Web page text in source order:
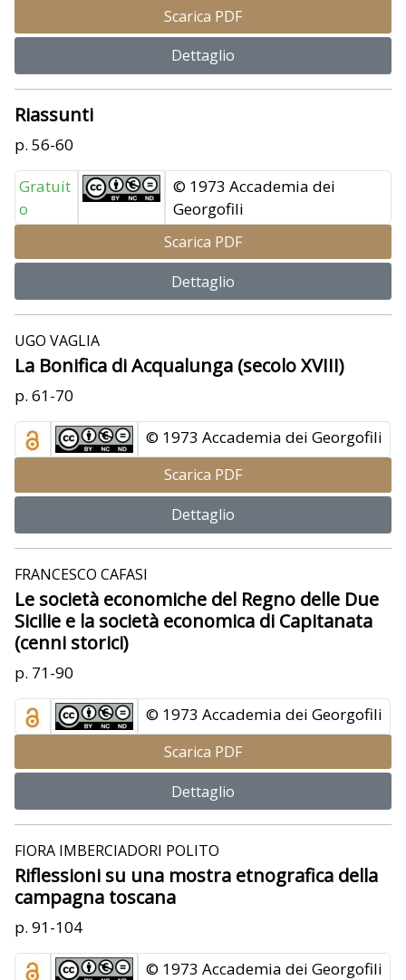
Scarica PDF
Dettaglio
Riassunti
p. 56-60
Gratuit
o
© 1973 Accademia dei
Georgofili
Scarica PDF
Dettaglio
UGO VAGLIA
La Bonifica di Acqualunga (secolo XVIII)
p. 61-70
© 1973 Accademia dei Georgofili
Scarica PDF
Dettaglio
FRANCESCO CAFASI
Le società economiche del Regno delle Due
Sicilie e la società economica di Capitanata
(cenni storici)
p. 71-90
© 1973 Accademia dei Georgofili
Scarica PDF
Dettaglio
FIORA IMBERCIADORI POLITO
Riflessioni su una mostra etnografica della
campagna toscana
p. 91-104
© 1973 Accademia dei Georgofili